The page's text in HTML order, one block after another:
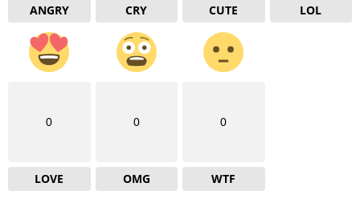
ANGRY CRY CUTE LOL
0
LOVE
0
OMG
0
WTF